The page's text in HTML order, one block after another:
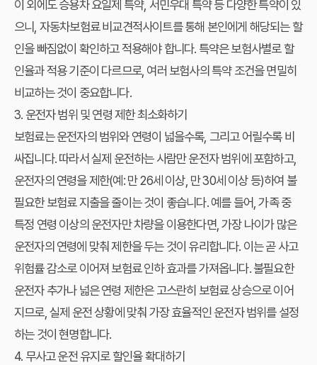
이 외에도 승용차 요일제 특약, 서민우대 특약 등 다양한 특약이 있
으니, 자동차보험료 비교견적사이트를 통해 본인에게 해당되는 할
인을 빠짐없이 확인하고 적용해야 합니다. 특약은 보험사별로 할
인율과 적용 기준이 다르므로, 여러 보험사의 특약 조건을 면밀히
비교하는 것이 중요합니다.
3. 운전자 범위 및 연령 제한 최소화하기
보험료는 운전자의 범위와 연령이 넓을수록, 그리고 어릴수록 비
싸집니다. 따라서 실제 운전하는 사람만 운전자 범위에 포함하고,
운전자의 연령을 제한(예: 만 26세 이상, 만 30세 이상 등)하여 불
필요한 보험료 지출을 줄이는 것이 좋습니다. 예를 들어, 가족 중
특정 연령 이상의 운전자만 차량을 이용한다면, 가장 나이가 많은
운전자의 연령에 맞춰 제한을 두는 것이 유리합니다. 이는 곧 사고
위험률 감소로 이어져 보험료 인하 효과를 가져옵니다. 불필요한
운전자 추가나 넓은 연령 제한은 고스란히 보험료 상승으로 이어
지므로, 실제 운전 상황에 맞춰 가장 효율적인 운전자 범위를 설정
하는 것이 현명합니다.
4. 무사고 운전 유지로 할인율 확대하기